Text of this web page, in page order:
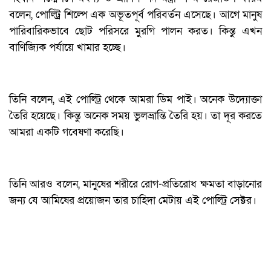
বলেন, পোল্ট্রি শিল্পে এক অভূতপূর্ব পরিবর্তন এসেছে। আগে মানুষ
পারিবারিকভাবে ছোট পরিসরে মুরগি পালন করত। কিন্তু এখন
বাণিজ্যিক পর্যায়ে খামার হচ্ছে।
তিনি বলেন, এই পোল্ট্রি থেকে আমরা ডিম পাই। অনেক উদ্যোক্তা
তৈরি হয়েছে। কিন্তু অনেক সময় ভুলভ্রান্তি তৈরি হয়। তা দূর করতে
আমরা একটি গবেষণা করেছি।
তিনি আরও বলেন, মানুষের শরীরে রোগ-প্রতিরোধ ক্ষমতা বাড়ানোর
জন্য যে আমিষের প্রয়োজন তার চাহিদা মেটায় এই পোল্ট্রি সেক্টর।